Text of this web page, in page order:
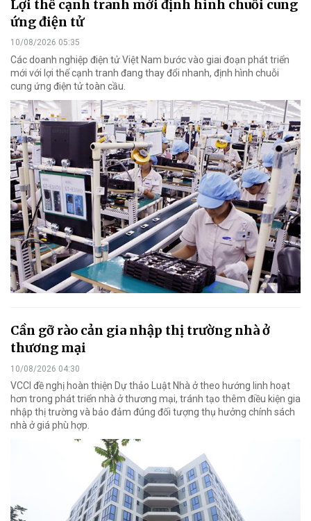
Lợi thế cạnh tranh mới định hình chuỗi cung
ứng điện tử
10/08/2026 05:35
Các doanh nghiệp điện tử Việt Nam bước vào giai đoạn phát triển
mới với lợi thế cạnh tranh đang thay đổi nhanh, định hình chuỗi
cung ứng điện tử toàn cầu.
Cần gỡ rào cản gia nhập thị trường nhà ở
thương mại
10/08/2026 04:30
VCCI đề nghị hoàn thiện Dự thảo Luật Nhà ở theo hướng linh hoạt
hơn trong phát triển nhà ở thương mại, tránh tạo thêm điều kiện gia
nhập thị trường và bảo đảm đúng đối tượng thụ hưởng chính sách
nhà ở giá phù hợp.